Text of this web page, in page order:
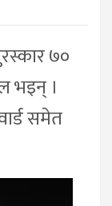
७०
भइन् ।
समेत